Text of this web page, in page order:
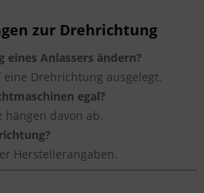
zur Drehrichtung
eines Anlassers ändern?
Drehrichtung ausgelegt.
egal?
davon ab.
Herstellerangaben.